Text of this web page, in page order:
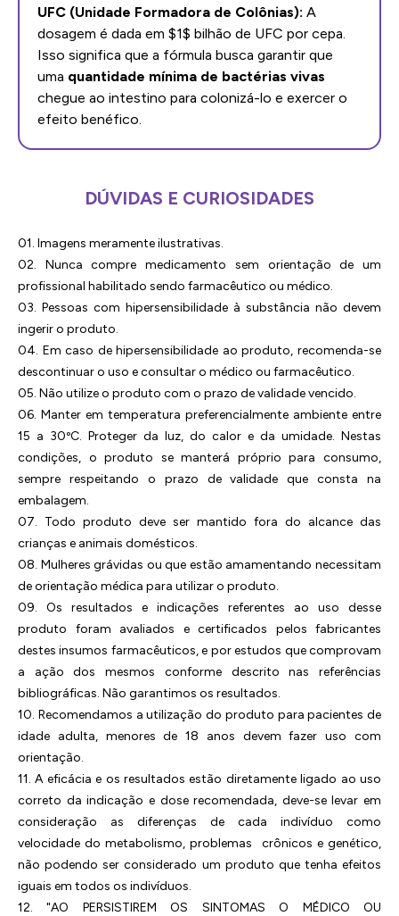
UFC (Unidade Formadora de Colônias): A
dosagem é dada em $1$ bilhão de UFC por cepa.
Isso significa que a fórmula busca garantir que
uma quantidade mínima de bactérias vivas
chegue ao intestino para colonizá-lo e exercer o
efeito benéfico.
DÚVIDAS E CURIOSIDADES
01. Imagens meramente ilustrativas.
02. Nunca compre medicamento sem orientação de um
profissional habilitado sendo farmacêutico ou médico.
03. Pessoas com hipersensibilidade à substância não devem
ingerir o produto.
04. Em caso de hipersensibilidade ao produto, recomenda-se
descontinuar o uso e consultar o médico ou farmacêutico.
05. Não utilize o produto com o prazo de validade vencido.
06. Manter em temperatura preferencialmente ambiente entre
15 a 30ºC. Proteger da luz, do calor e da umidade. Nestas
condições, o produto se manterá próprio para consumo,
sempre respeitando o prazo de validade que consta na
embalagem.
07. Todo produto deve ser mantido fora do alcance das
crianças e animais domésticos.
08. Mulheres grávidas ou que estão amamentando necessitam
de orientação médica para utilizar o produto.
09. Os resultados e indicações referentes ao uso desse
produto foram avaliados e certificados pelos fabricantes
destes insumos farmacêuticos, e por estudos que comprovam
a ação dos mesmos conforme descrito nas referências
bibliográficas. Não garantimos os resultados.
10. Recomendamos a utilização do produto para pacientes de
idade adulta, menores de 18 anos devem fazer uso com
orientação.
11. A eficácia e os resultados estão diretamente ligado ao uso
correto da indicação e dose recomendada, deve-se levar em
consideração as diferenças de cada indivíduo como
velocidade do metabolismo, problemas crônicos e genético,
não podendo ser considerado um produto que tenha efeitos
iguais em todos os indivíduos.
12. "AO PERSISTIREM OS SINTOMAS O MÉDICO OU